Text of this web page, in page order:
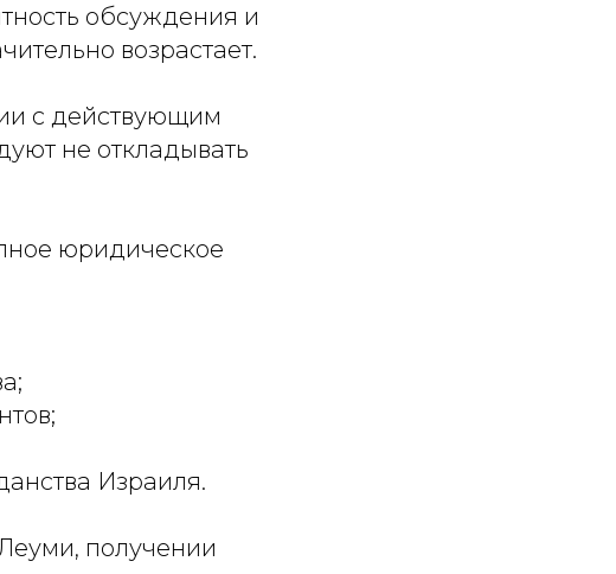
обсуждения и
возрастает.
с действующим
не откладывать
юридическое
Израиля.
получении